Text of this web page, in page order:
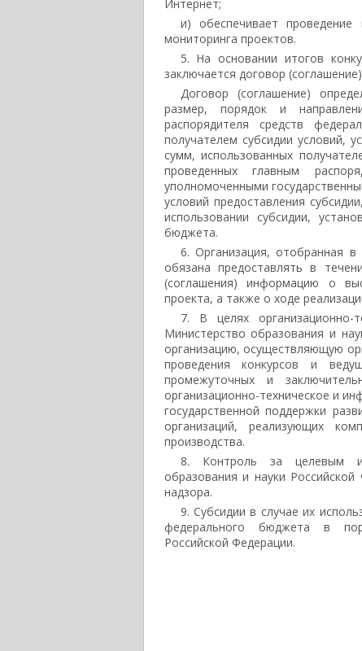
Интернет;
и) обеспечивает
мониторинга проектов.
5. На основании итогов
заключается договор
Договор (соглашение)
размер, порядок и
распорядителя средств
получателем субсидии условий,
сумм, использованных
проведенных главным
уполномоченными
условий предоставления
использовании субсидии,
бюджета.
6. Организация, отобранная в
обязана предоставлять в
(соглашения) информацию о
проекта, а также о ходе
7. В целях организационно-
Министерство образования и
организацию, осуществляющую
проведения конкурсов и
промежуточных и
организационно-техническое и
государственной поддержки
организаций, реализующих
производства.
8. Контроль за целевым
образования и науки
надзора.
9. Субсидии в случае их
федерального бюджета в
Российской Федерации.